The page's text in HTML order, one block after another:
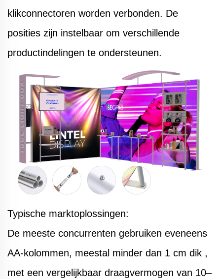
klikconnectoren worden verbonden. De
posities zijn instelbaar om verschillende
productindelingen te ondersteunen.
Typische marktoplossingen:
De meeste concurrenten gebruiken eveneens
AA-kolommen, meestal minder dan 1 cm dik ,
met een vergelijkbaar draagvermogen van 10–